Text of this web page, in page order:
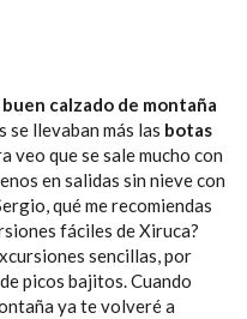
calzado de montaña
se llevaban más las botas
veo que se sale mucho con
en salidas sin nieve con
qué me recomiendas
fáciles de Xiruca?
sencillas, por
picos bajitos. Cuando
ya te volveré a